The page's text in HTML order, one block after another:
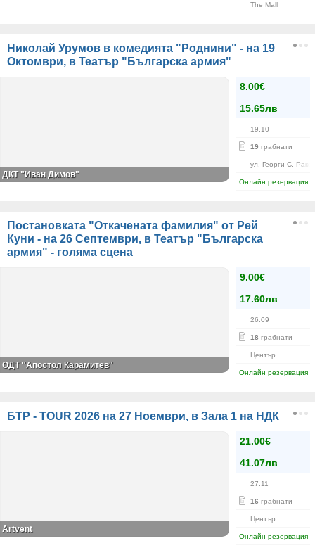
The Mall
Николай Урумов в комедията "Роднини" - на 19
Октомври, в Театър "Българска армия"
8.00€
15.65лв
19.10
19 грабнати
ул. Георги С.
Онлайн резервация
ДКТ "Иван Димов"
Постановката "Откачената фамилия" от Рей
Куни - на 26 Септември, в Театър "Българска
армия" - голяма сцена
9.00€
17.60лв
26.09
18 грабнати
Център
Онлайн резервация
ОДТ "Апостол Карамитев"
БТР - TOUR 2026 на 27 Ноември, в Зала 1 на НДК
21.00€
41.07лв
27.11
16 грабнати
Център
Онлайн резервация
Artvent